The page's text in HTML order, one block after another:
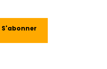
S'abonner